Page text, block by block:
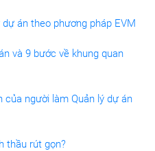
án theo phương pháp EVM
và 9 bước về khung quan
của người làm Quản lý dự án
thầu rút gọn?